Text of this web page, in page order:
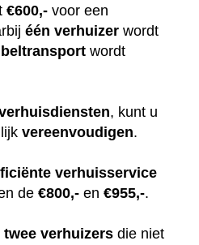
€600,- voor een
één verhuizer wordt
wordt
, kunt u
vereenvoudigen.
verhuisservice
de €800,- en €955,-.
twee verhuizers die niet